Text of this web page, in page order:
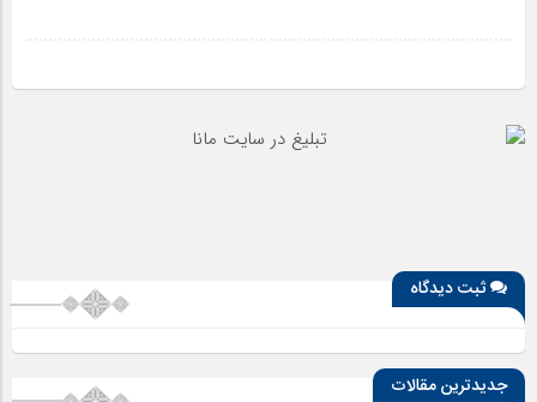
ثبت دیدگاه
جدیدترین مقالات